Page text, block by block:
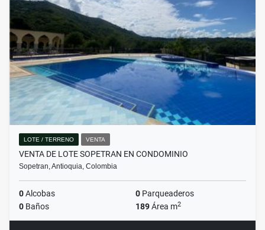
LOTE / TERRENO VENTA
VENTA DE LOTE SOPETRAN EN CONDOMINIO
Sopetran, Antioquia, Colombia
0Alcobas 0 Parqueaderos
0 Baños 189Área m2